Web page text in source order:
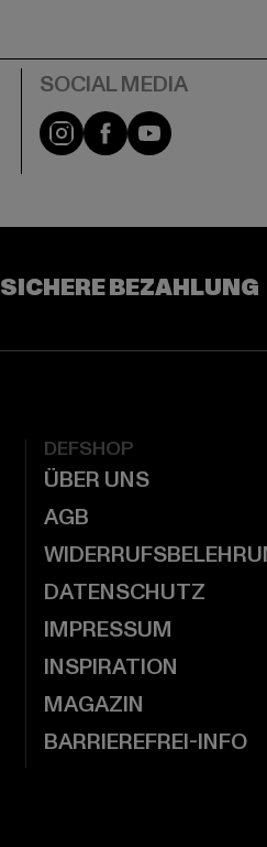
Instagram
FacebookYouTube
SICHERE BEZAHLUNG
DEFSHOP
ÜBER UNS
AGB
DATENSCHUTZ
IMPRESSUM
INSPIRATION
MAGAZIN
BARRIEREFREI-INFO